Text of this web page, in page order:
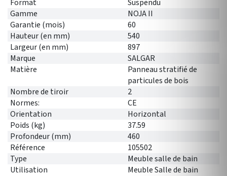
Format
Suspendu
Gamme
NOJA II
Garantie (mois)
60
Hauteur (en mm)
540
Largeur (en mm)
897
Marque
SALGAR
Matière
Panneau stratifié de
particules de bois
Nombre de tiroir
2
Normes:
CE
Orientation
Horizontal
Poids (kg)
37.59
Profondeur (mm)
460
Référence
105502
Type
Meuble salle de bain
Utilisation
Meuble Salle de bain